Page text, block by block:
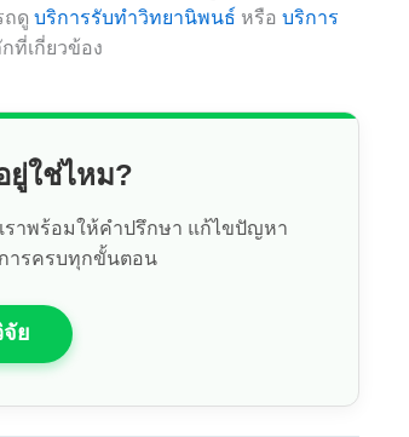
ถดู บริการรับทำวิทยานิพนธ์ หรือ บริการ
ที่เกี่ยวข้อง
ยู่ใช่ไหม?
ราพร้อมให้คำปรึกษา แก้ไขปัญหา
ารครบทุกขั้นตอน
ย